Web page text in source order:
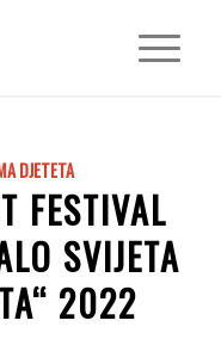
DJETETA
FESTIVAL
SVIJETA
2022